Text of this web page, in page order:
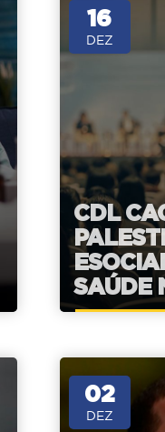
16
DEZ
CDL
SAÚDE
02
DEZ